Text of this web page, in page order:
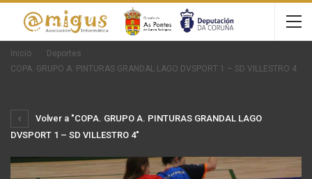
Inicio
Deportes
COPA. GRUPO A. PINTURAS GRANDAL LAGO DVSPORT 1 – SD VILLESTRO 4
Volver a "COPA. GRUPO A. PINTURAS GRANDAL LAGO
DVSPORT 1 – SD VILLESTRO 4"